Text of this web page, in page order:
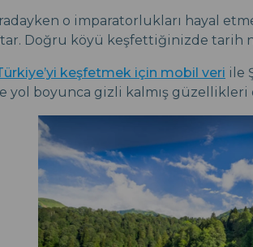
o imparatorlukları hayal
Doğru köyü keşfettiğinizde tarih
keşfetmek için mobil veri ile
yol boyunca gizli kalmış güzellikleri